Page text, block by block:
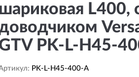
L400,
PK-L-H45-
PK-L-H45-400-A